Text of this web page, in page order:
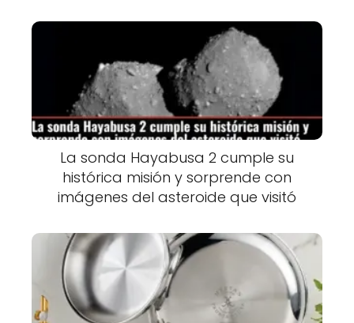
La sonda Hayabusa 2 cumple su
histórica misión y sorprende con
imágenes del asteroide que visitó